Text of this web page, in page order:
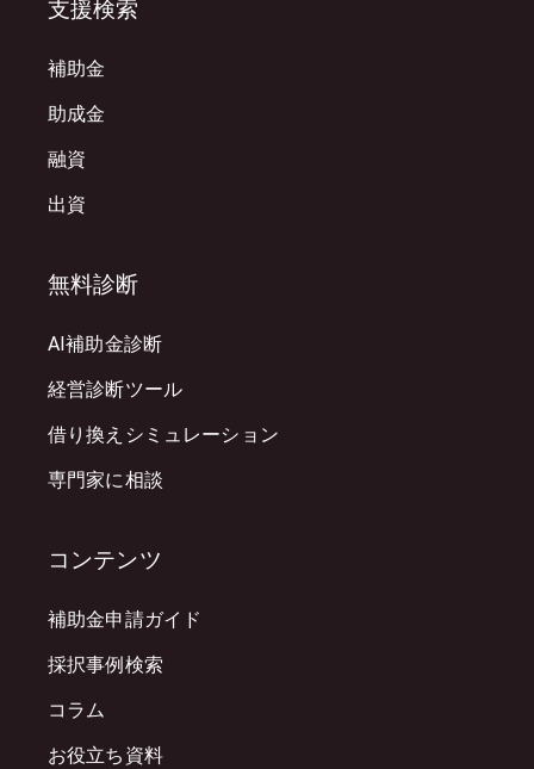
支援検索
補助金
助成金
融資
出資
無料診断
AI補助金診断
経営診断ツール
借り換えシミュレーション
専門家に相談
コンテンツ
補助金申請ガイド
採択事例検索
コラム
お役立ち資料